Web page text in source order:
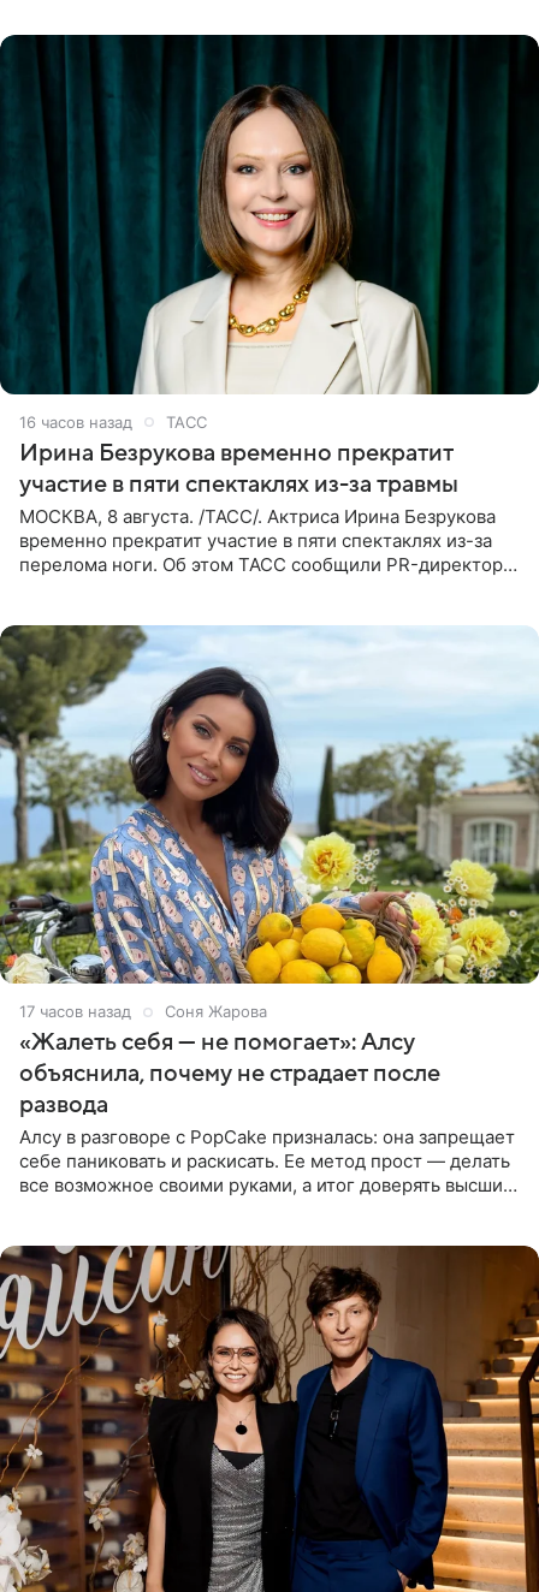
16 часов назад ТАСС
Ирина Безрукова временно прекратит
участие в пяти спектаклях из-за травмы
МОСКВА, 8 августа. /ТАСС/. Актриса Ирина Безрукова
временно прекратит участие в пяти спектаклях из-за
перелома ноги. Об этом ТАСС сообщили PR-директор
17 часов назад Соня Жарова
«Жалеть себя — не помогает»: Алсу
объяснила, почему не страдает после
развода
Алсу в разговоре с PopCake призналась: она запрещает
себе паниковать и раскисать. Ее метод прост — делать
все возможное своими руками, а итог доверять высшим